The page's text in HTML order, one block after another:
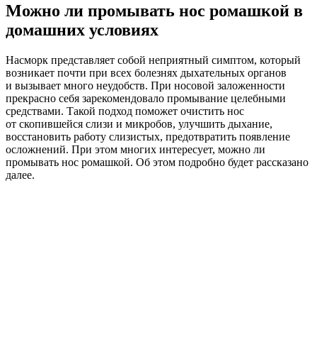
Можно ли промывать нос ромашкой в
домашних условиях
Насморк представляет собой неприятный симптом, который
возникает почти при всех болезнях дыхательных органов
и вызывает много неудобств. При носовой заложенности
прекрасно себя зарекомендовало промывание целебными
средствами. Такой подход поможет очистить нос
от скопившейся слизи и микробов, улучшить дыхание,
восстановить работу слизистых, предотвратить появление
осложнений. При этом многих интересует, можно ли
промывать нос ромашкой. Об этом подробно будет рассказано
далее.